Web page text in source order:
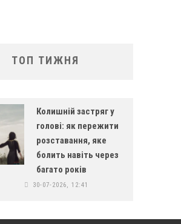
ТОП ТИЖНЯ
Колишній застряг у
голові: як пережити
розставання, яке
болить навіть через
багато років
30-07-2026, 12:41